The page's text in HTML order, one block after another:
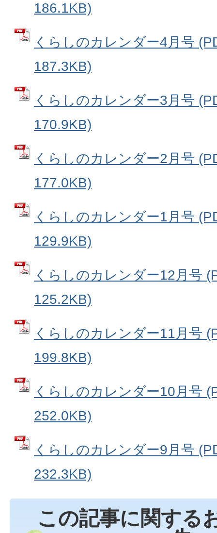
186.1KB)
くらしのカレンダー4月号
187.3KB)
くらしのカレンダー3月号
170.9KB)
くらしのカレンダー2月号
177.0KB)
くらしのカレンダー1月号
129.9KB)
くらしのカレンダー12月号
125.2KB)
くらしのカレンダー11月号
199.8KB)
くらしのカレンダー10月号
252.0KB)
くらしのカレンダー9月号
232.3KB)
この記事に関する